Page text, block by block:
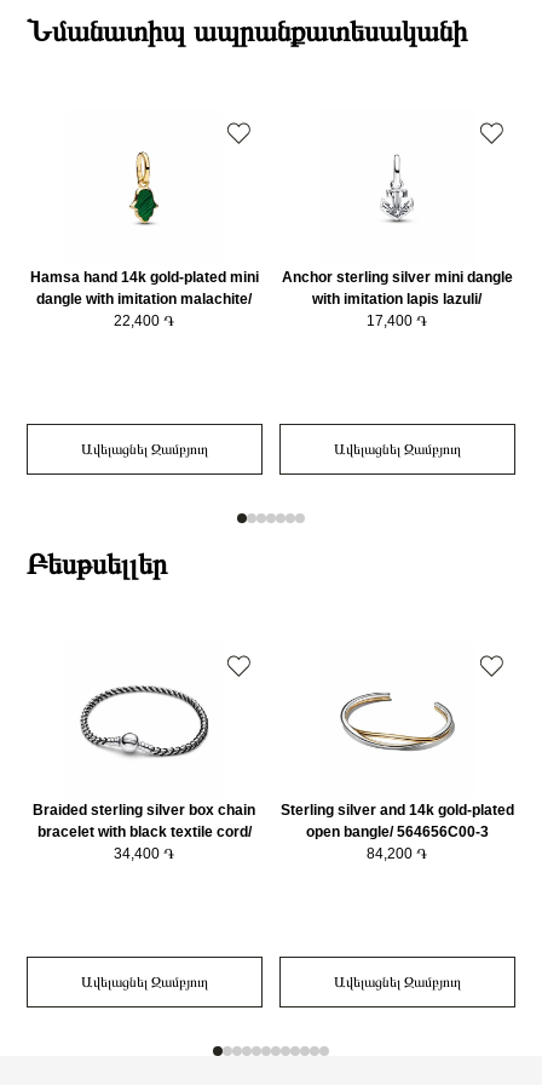
Նյութի գույնը
Արծաթագույն
Կախվող Չարմ
ընթացքում։
Դեպի մարզեր առաքումներն իրականացվում են 3-4 աշխատանքային
Նմանատիպ ապրանքատեսականի
Hamsa hand 14k gold-plated mini
dangle with imitation malachite/
764612C01
22,400 ֏
Ավելացնել Զամբյուղ
Anchor sterling silver mini dangle
with imitation lapis lazuli/
794610C01
17,400 ֏
Ավելացնել Զամբյուղ
Բեսթսելլեր
Braided sterling silver box chain
bracelet with black textile cord/
593816C02-20
34,400 ֏
Ավելացնել Զամբյուղ
Sterling silver and 14k gold-plated
open bangle/ 564656C00-3
84,200 ֏
Ավելացնել Զամբյուղ